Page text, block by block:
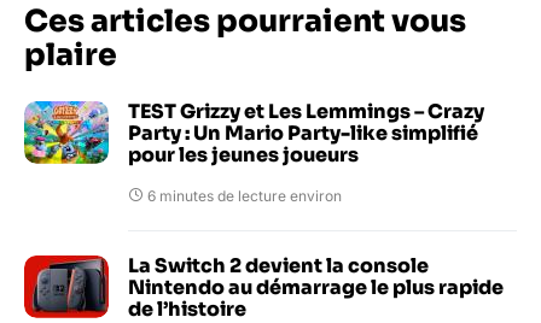
Ces articles pourraient vous
plaire
TEST Grizzy et Les Lemmings – Crazy
Party : Un Mario Party-like simplifié
pour les jeunes joueurs
6 minutes de lecture environ
La Switch 2 devient la console
Nintendo au démarrage le plus rapide
de l’histoire